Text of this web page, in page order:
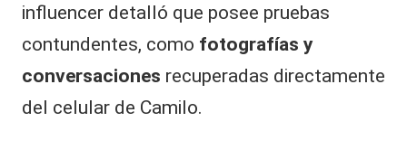
influencer detalló que posee pruebas
contundentes, como fotografías y
conversaciones recuperadas directamente
del celular de Camilo.